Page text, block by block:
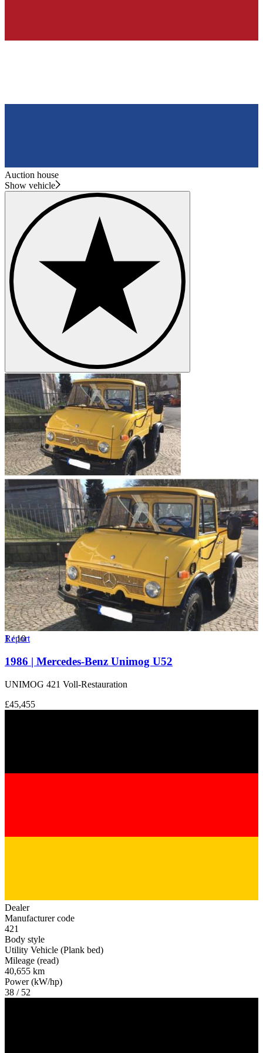
Auction house
Show vehicle
1/10
Report
1986 | Mercedes-Benz Unimog U52
UNIMOG 421 Voll-Restauration
£45,455
Dealer
Manufacturer code
421
Body style
Utility Vehicle (Plank bed)
Mileage (read)
40,655 km
Power (kW/hp)
38 / 52